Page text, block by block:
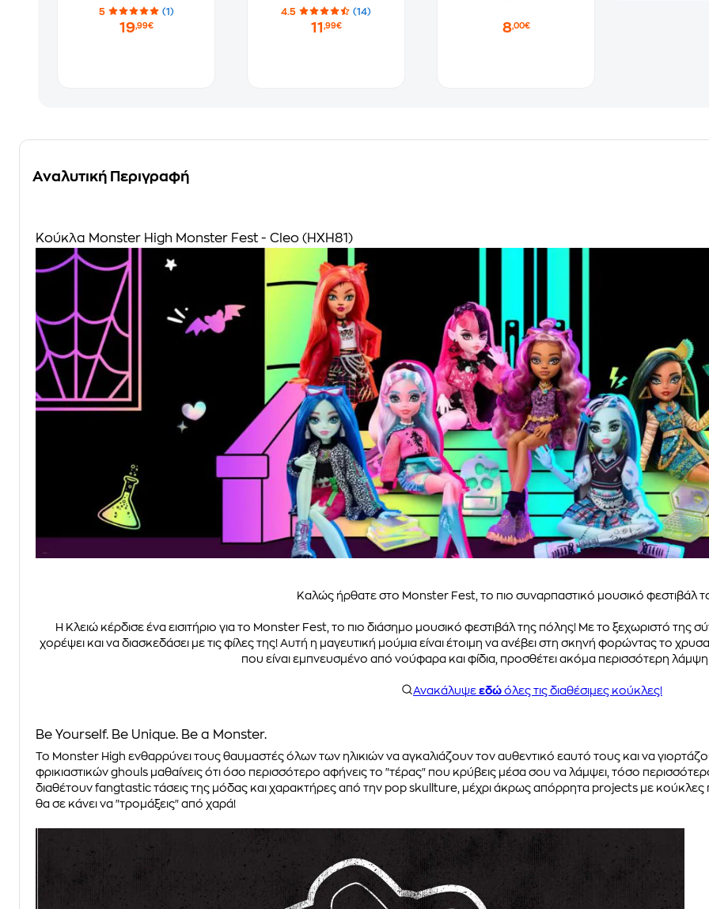
5 (1)
19,99€
Σχέδια (12cm) - Τυχαία
Επιλογή Σχεδίου
4.5 (14)
11 ,99€ 8,00€
Αναλυτική Περιγραφή
Κούκλα Monster High Monster Fest - Cleo (HXH81)
Καλώς ήρθατε στο Monster Fest, το πιο συναρπαστικό μουσικό φεστιβάλ
Η Κλειώ κέρδισε ένα εισιτήριο για το Monster Fest, το πιο διάσημο μουσικό φεστιβάλ της πόλης! Με το ξεχωριστό της
χορέψει και να διασκεδάσει με τις φίλες της! Αυτή η μαγευτική μούμια είναι έτοιμη να ανέβει στη σκηνή φορώντας το
που είναι εμπνευσμένο από νούφαρα και φίδια, προσθέτει ακόμα περισσότερη λάμψη
Ανακάλυψε εδώ όλες τις διαθέσιμες κούκλες!
Be Yourself. Be Unique. Be a Monster.
Το Monster High ενθαρρύνει τους θαυμαστές όλων των ηλικιών να αγκαλιάζουν τον αυθεντικό εαυτό τους και να
φρικιαστικών ghouls μαθαίνεις ότι όσο περισσότερο αφήνεις το "τέρας" που κρύβεις μέσα σου να λάμψει, τόσο
διαθέτουν fangtastic τάσεις της μόδας και χαρακτήρες από την pop skullture, μέχρι άκρως απόρρητα projects με κούκλες
θα σε κάνει να "τρομάξεις" από χαρά!